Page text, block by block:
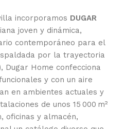
incorporamos DUGAR
joven y dinámica,
contemporáneo para el
por la trayectoria
Dugar Home confecciona
y con un aire
en ambientes actuales y
de unos 15 000 m²
oficinas y almacén,